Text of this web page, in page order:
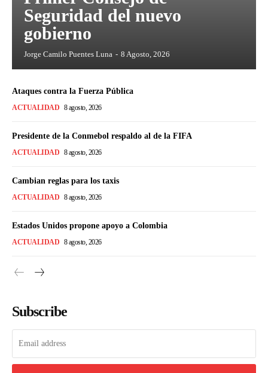
Seguridad del nuevo
gobierno
Jorge Camilo Puentes Luna - 8 Agosto, 2026
Ataques contra la Fuerza Pública
ACTUALIDAD 8 agosto, 2026
Presidente de la Conmebol respaldo al de la FIFA
ACTUALIDAD 8 agosto, 2026
Cambian reglas para los taxis
ACTUALIDAD 8 agosto, 2026
Estados Unidos propone apoyo a Colombia
ACTUALIDAD 8 agosto, 2026
Subscribe